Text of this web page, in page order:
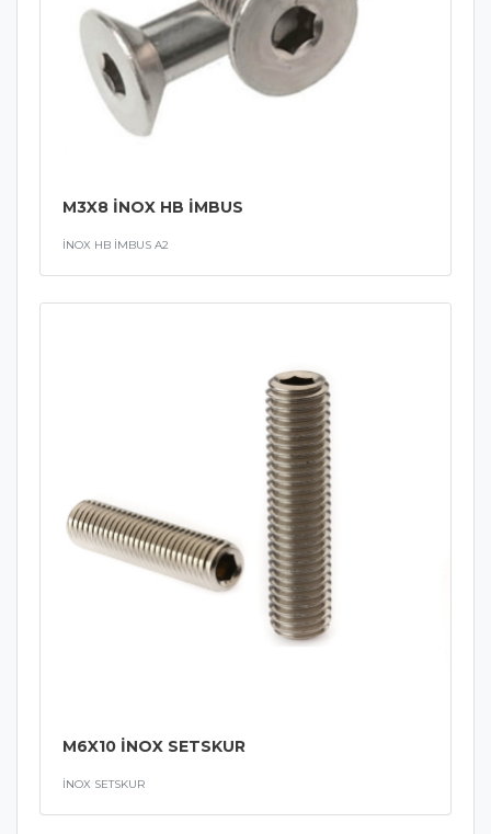
M3X8 İNOX HB İMBUS
İNOX HB İMBUS A2
M6X10 İNOX SETSKUR
İNOX SETSKUR